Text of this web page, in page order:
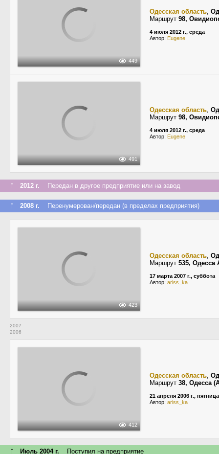
449
Одесская область,
Маршрут 98,
4 июля 2012 г., среда
Автор: Eugene
491
Одесская область,
Маршрут 98,
4 июля 2012 г., среда
Автор: Eugene
↑ 2012 г. Передан в другое предприятие или на завод
↑ 2008 г. Перенумерован/передан (в пределах предприятия)
423
Одесская область,
Маршрут 535,
17 марта 2007 г., суббота
Автор: ariss_ka
2007
2006
412
Одесская область,
Маршрут 38, Одесса
21 апреля 2006 г., пятница
Автор: ariss_ka
↑ Июль 2004 г. Поступил на предприятие